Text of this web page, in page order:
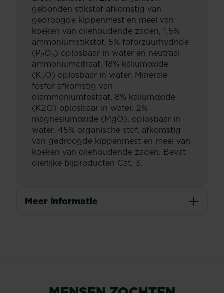
gebonden stikstof afkomstig van
gedroogde kippenmest en meel van
koeken van oliehoudende zaden, 1,5%
ammoniumstikstof. 5% foforzuurhydride
(P2O5) oplosbaar in water en neutraal
ammoniumcitraat. 18% kaliumoxide
(K2O) oplosbaar in water. Minerale
fosfor afkomstig van
diammoniumfosfaat. 8% kaliumoxide
(K2O) oplosbaar in water. 2%
magnesiumoxide (MgO), oplosbaar in
water. 45% organische stof, afkomstig
van gedroogde kippenmest en meel van
koeken van oliehoudende zaden. Bevat
dierlijke bijproducten Cat. 3.
Meer informatie